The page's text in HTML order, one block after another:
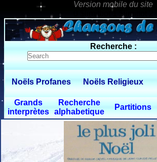
0 $limitbot 1 $limittot 2
Recherche :
Noëls Profanes Noëls Religieux
Grands
interprètes
Recherche
alphabetique
Partitions